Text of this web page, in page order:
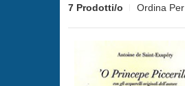
7 Prodotti/o Ordina Per